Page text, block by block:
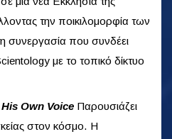
την ποικιλομορφία των
συνεργασία που συνδέει
με το τοπικό δίκτυο
Own Voice Παρουσιάζει
στον κόσμο. Η